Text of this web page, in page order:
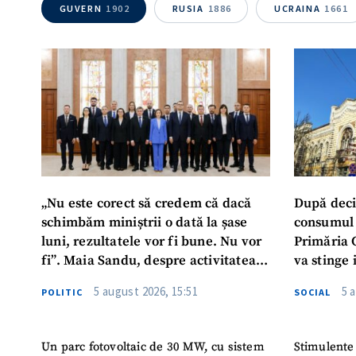
GUVERN 1902 RUSIA 1886 UCRAINA 1661
„Nu este corect să credem că dacă
schimbăm miniștrii o dată la șase
luni, rezultatele vor fi bune. Nu vor
fi”. Maia Sandu, despre activitatea
POLITIC 5 august 2026, 15:51
Un parc fotovoltaic de 30 MW, cu sistem
După
Primăria
va stinge
SOCIAL 5